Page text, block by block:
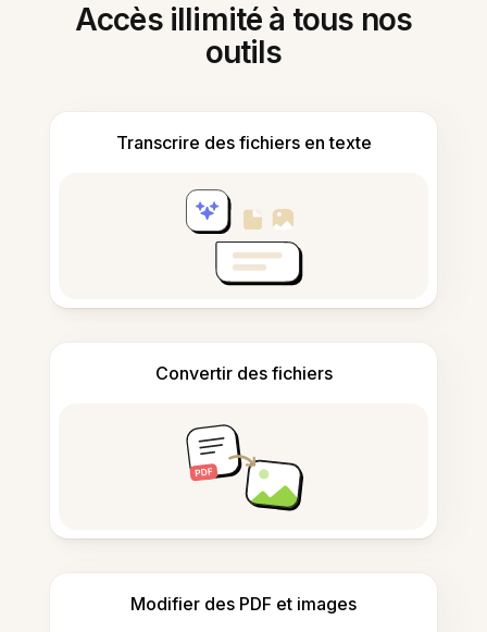
Accès illimité à tous nos
outils
Transcrire des fichiers en texte
Convertir des fichiers
Modifier des PDF et images